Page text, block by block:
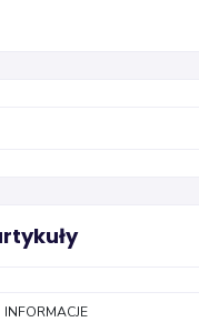
INFORMACJE